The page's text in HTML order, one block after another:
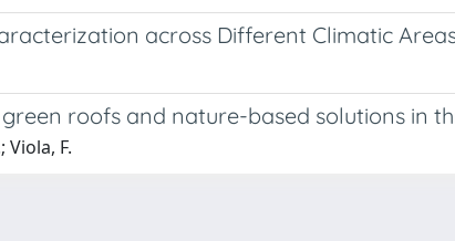
across Different Climatic
roofs and nature-based solutions in
Viola, F.